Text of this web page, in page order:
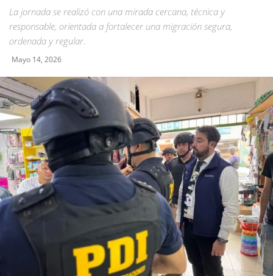
La jornada se realizó con una mirada cercana, técnica y
responsable, orientada a fortalecer una migración segura,
ordenada y regular.
Mayo 14, 2026